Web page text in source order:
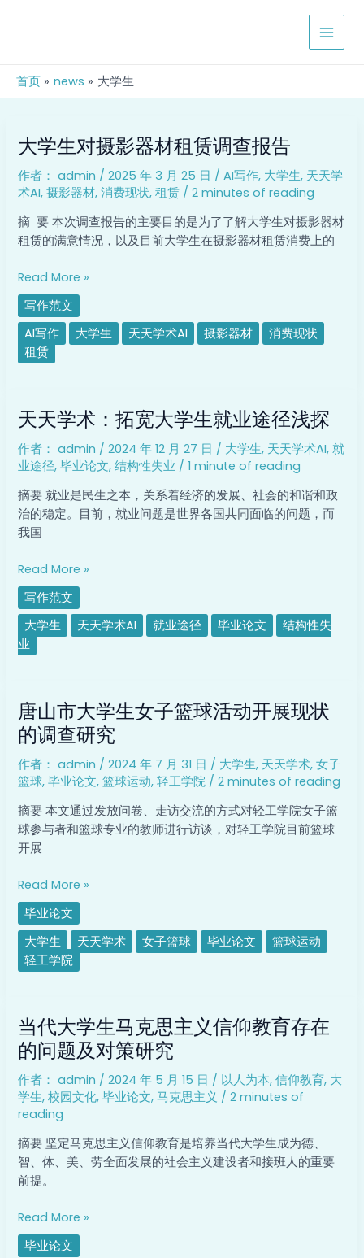
MAIN
首页 news 大学生
大学生对摄影器材租赁调查报告
作者： admin /2025 年 3 月 25 日 /AI写作, 大学生, 天天学
术AI,摄影器材,消费现状,租赁 /2 minutes of reading
摘 要 本次调查报告的主要目的是为了了解大学生对摄影器材
租赁的满意情况，以及目前大学生在摄影器材租赁消费上的
学
对
摄
影
器
租
赁
调
查
报
告
Read More »
写作范文
AI写作
大学生 天天学术AI 摄影器材
消费现状
租赁
天天学术：拓宽大学生就业途径浅探
作者： admin /2024 年 12 月 27 日 / 大学生, 天天学术AI,就
业途径,毕业论文,结构性失业 /1 minute of reading
摘要 就业是民生之本，关系着经济的发展、社会的和谐和政
治的稳定。目前，就业问题是世界各国共同面临的问题，而
我国
天
术：
拓
宽
大
学
就
业
途
径
浅
探
Read More »
写作范文
大学生
天天学术AI 就业途径 毕业论文
结构性失
业
唐山市大学生女子篮球活动开展现状
的调查研究
作者： admin /2024 年 7 月 31 日 / 大学生, 天天学术,女子
篮球,毕业论文,篮球运动,轻工学院 /2 minutes of reading
摘要 本文通过发放问卷、走访交流的方式对轻工学院女子篮
球参与者和篮球专业的教师进行访谈，对轻工学院目前篮球
开展
山
市
大
学
生
女
子
篮
球
活
开
展
现
状
查
研
究
Read More »
毕业论文
大学生
天天学术 女子篮球 毕业论文
篮球运动
轻工学院
当代大学生马克思主义信仰教育存在
的问题及对策研究
作者： admin /2024 年 5 月 15 日 / 以人为本,信仰教育, 大
学生,校园文化,毕业论文,马克思主义 /2 minutes of
reading
摘要 坚定马克思主义信仰教育是培养当代大学生成为德、
智、体、美、劳全面发展的社会主义建设者和接班人的重要
前提。
代
大
学
生
马
克
思
主
义
仰
育
Read More »
毕业论文